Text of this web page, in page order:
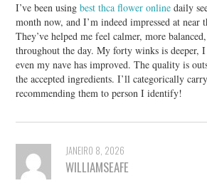
I’ve been usingbest thca flower online daily
month now, and I’m indeed impressed at near
They’ve helped me feel calmer, more
throughout the day. My forty winks is deeper,
even my nave has improved. The quality is
the accepted ingredients. I’ll categorically
recommending them to person I identify!
JANEIRO 8, 2026
WILLIAMSEAFE